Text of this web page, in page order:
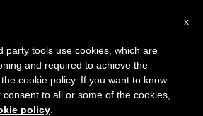
1st, 2009
x
party tools use cookies, which are
and required to achieve the
cookie policy. If you want to know
to all or some of the cookies,
policy